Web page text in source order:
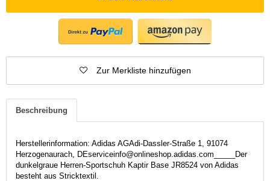
Zur Merkliste hinzufügen
Beschreibung
Herstellerinformation: Adidas AGAdi-Dassler-Straße 1, 91074
Herzogenaurach, DEserviceinfo@onlineshop.adidas.com_____Der
dunkelgraue Herren-Sportschuh Kaptir Base JR8524 von Adidas
besteht aus Stricktextil.